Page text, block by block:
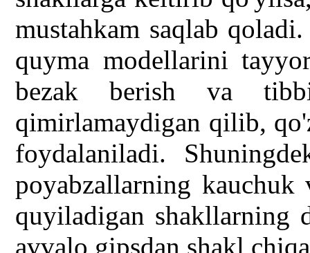
mustahkam saqlab
quyma modellarini
bezak berish va
qimirlamaydigan qilib,
foydalaniladi.
poyabzallarning kauchuk
quyiladigan shakllarning
avvalo gipsdan shakl